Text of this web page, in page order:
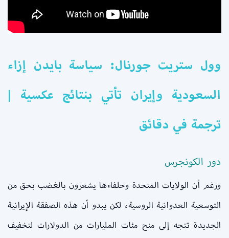
وول ستريت جورنال: سياسة بايدن إزاء
السعودية وإيران تأتي بنتائج عكسية |
ترجمة في دقائق
دور الكونجرس
ورغم أن الولايات المتحدة وحلفاءها يشعرون بالغضب بحق من
التوسعية العدوانية الروسية، لكن يبدو أن هذه الصفقة الإيرانية
الجديدة تتجه إلى منح مئات المليارات من الدولارات لتخفيف